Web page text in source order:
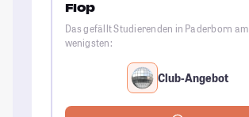
Flop
Das gefällt Studierenden in Paderborn am
wenigsten:
Club-Angebot